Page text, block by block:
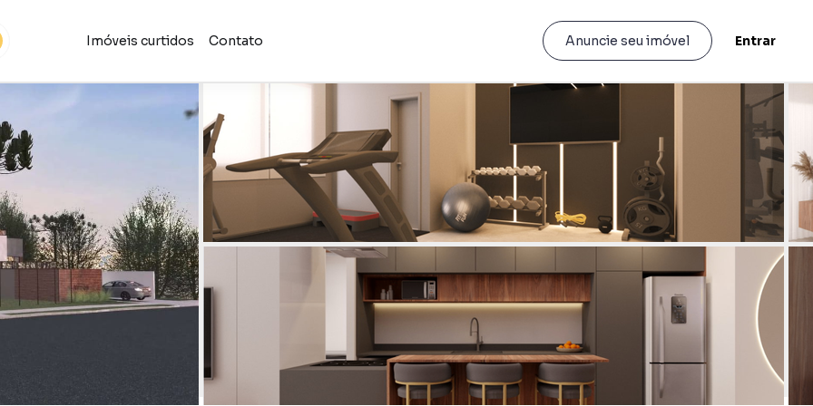
Imóveis curtidos Contato Anuncie seu imóvel Entrar